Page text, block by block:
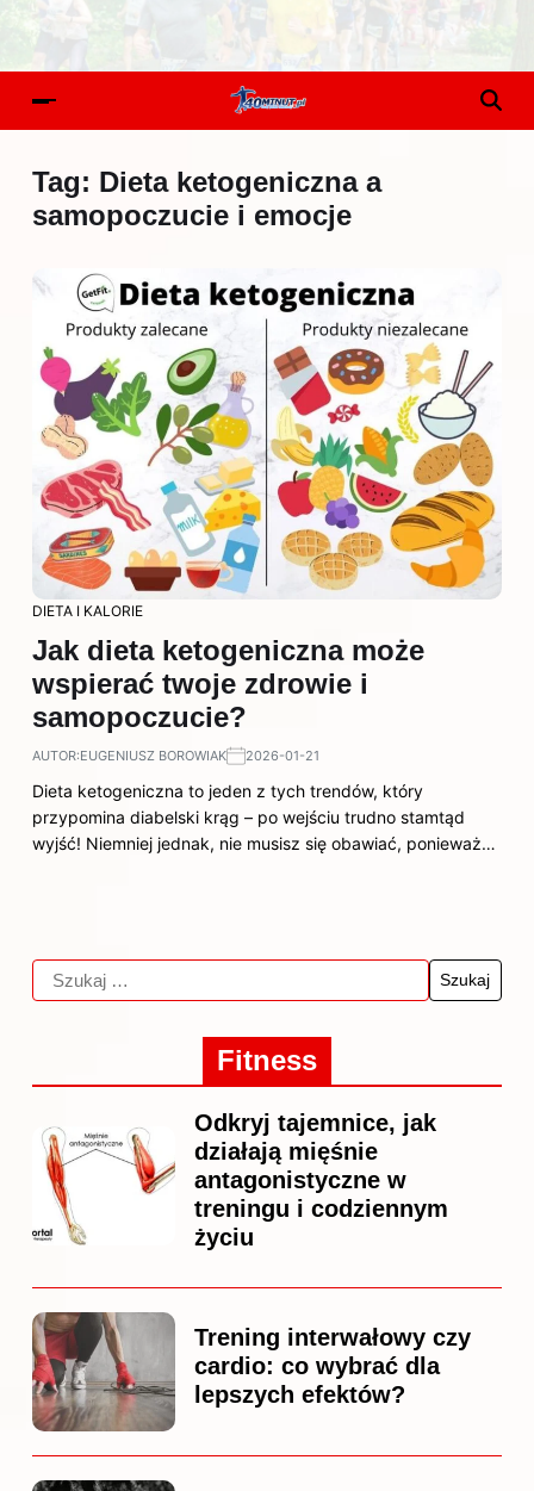
Tag: Dieta ketogeniczna a
samopoczucie i emocje
DIETA I KALORIE
Jak dieta ketogeniczna może
wspierać twoje zdrowie i
samopoczucie?
AUTOR:EUGENIUSZ BOROWIAK 2026-01-21
Dieta ketogeniczna to jeden z tych trendów, który
przypomina diabelski krąg – po wejściu trudno stamtąd
wyjść! Niemniej jednak, nie musisz się obawiać, ponieważ…
Fitness
Odkryj tajemnice, jak
działają mięśnie
antagonistyczne w
treningu i codziennym
życiu
Trening interwałowy czy
cardio: co wybrać dla
lepszych efektów?